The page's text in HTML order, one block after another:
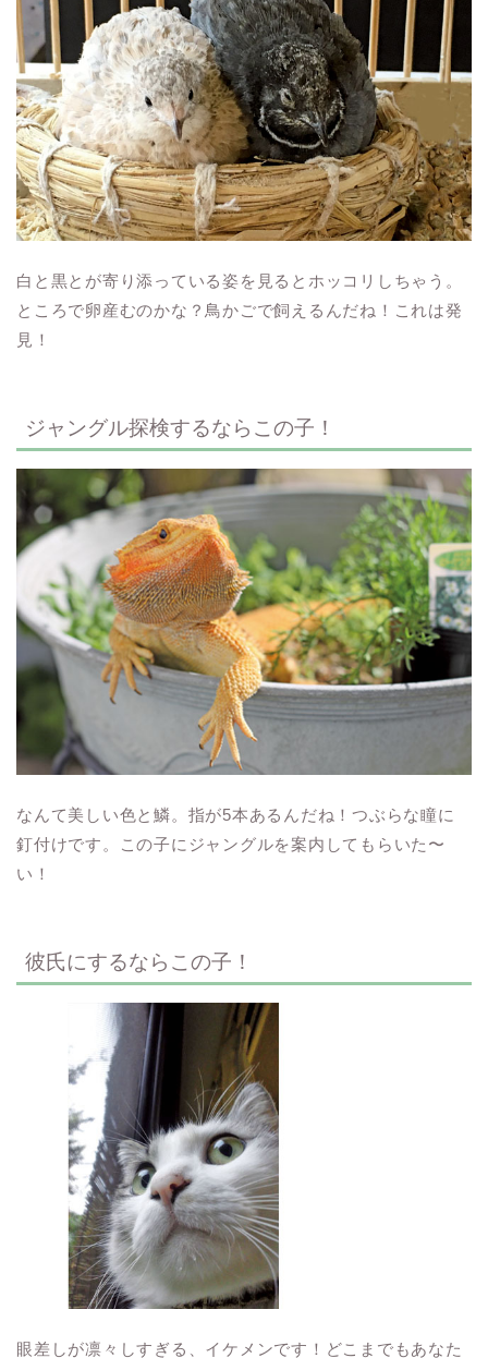
白と黒とが寄り添っている姿を見るとホッコリしちゃう。
ところで卵産むのかな？鳥かごで飼えるんだね！これは発
見！
ジャングル探検するならこの子！
なんて美しい色と鱗。指が5本あるんだね！つぶらな瞳に
釘付けです。この子にジャングルを案内してもらいた〜
い！
彼氏にするならこの子！
眼差しが凛々しすぎる、イケメンです！どこまでもあなた